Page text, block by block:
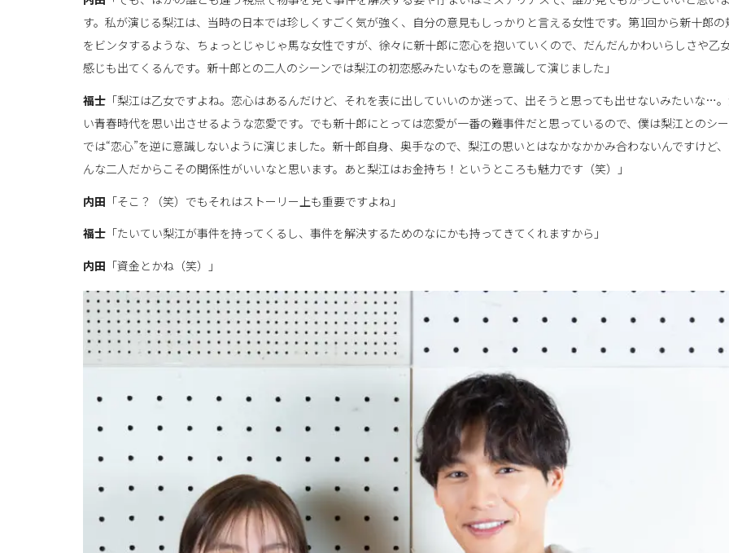
す。私が演じる梨江は、当時の日本では珍しくすごく気が強く、自分の意見もしっかりと言える女性です。第1回から新十郎の
をビンタするような、ちょっとじゃじゃ馬な女性ですが、徐々に新十郎に恋心を抱いていくので、だんだんかわいらしさや乙
感じも出てくるんです。新十郎との二人のシーンでは梨江の初恋感みたいなものを意識して演じました」
福士 「梨江は乙女ですよね。恋心はあるんだけど、それを表に出していいのか迷って、出そうと思っても出せないみたいな…
い青春時代を思い出させるような恋愛です。でも新十郎にとっては恋愛が一番の難事件だと思っているので、僕は梨江とのシ
では“恋心”を逆に意識しないように演じました。新十郎自身、奥手なので、梨江の思いとはなかなかかみ合わないんですけど
んな二人だからこその関係性がいいなと思います。あと梨江はお金持ち！というところも魅力です（笑）」
内田 「そこ？（笑）でもそれはストーリー上も重要ですよね」
福士 「たいてい梨江が事件を持ってくるし、事件を解決するためのなにかも持ってきてくれますから」
内田 「資金とかね（笑）」